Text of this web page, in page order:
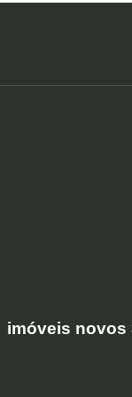
imóveis novos